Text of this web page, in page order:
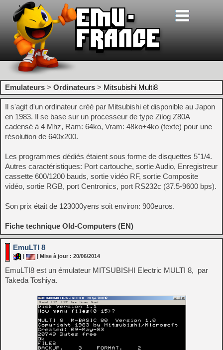
Emulateurs > Ordinateurs > Mitsubishi Multi8
Il s'agit d'un ordinateur créé par Mitsubishi et disponible au Japon
en 1983. Il se base sur un processeur de type Zilog Z80A
cadensé à 4 Mhz, Ram: 64ko, Vram: 48ko+4ko (texte) pour une
résolution de 640x200.
Les programmes dédiés étaient sous forme de disquettes 5"1/4.
Autres caractéristiques: Port cartouche, sortie Audio, Enregistreur
cassette 600/1200 bauds, sortie vidéo RF, sortie Composite
vidéo, sortie RGB, port Centronics, port RS232c (37.5-9600 bps).
Son prix était de 123000yens soit environ: 900euros.
Fiche technique Old-Computers (EN)
EmuLTI 8
| Mise à jour : 20/06/2014
EmuLTI8 est un émulateur MITSUBISHI Electric MULTI 8, par
Takeda Toshiya.